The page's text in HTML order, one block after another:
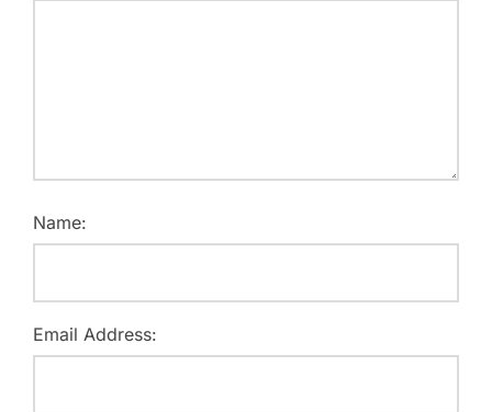
Name:
Email Address: